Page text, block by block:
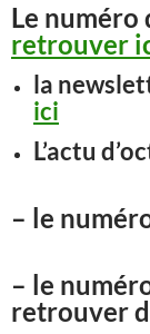
Le numéro
retrouver
la
ici
L’actu
– le
– le
retrouver